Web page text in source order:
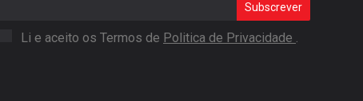
Subscrever
Li e aceito os Termos de Politica de Privacidade .